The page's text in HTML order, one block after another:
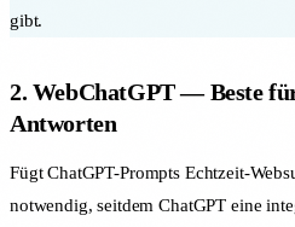
gibt.
2. WebChatGPT — Beste
Antworten
Fügt ChatGPT-Prompts Echtzeit-
notwendig, seitdem ChatGPT eine